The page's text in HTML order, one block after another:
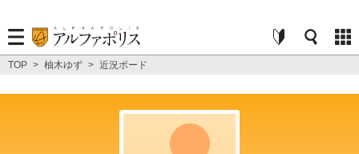
TOP > 柚木ゆず > 近況ボード